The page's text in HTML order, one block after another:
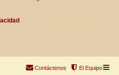
El Equipo
Contáctenos